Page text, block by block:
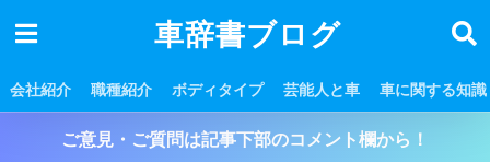
車辞書ブログ
会社紹介 職種紹介 ボディタイプ 芸能人と車 車に関する知識
ご意見・ご質問は記事下部のコメント欄から！